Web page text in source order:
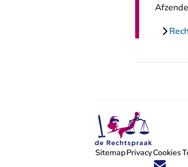
Volg ons op X (Twitter) -
Volg ons op
Volg ons op
Volg ons op
Volg ons
'Blijf op
SitemapPrivacyCookies